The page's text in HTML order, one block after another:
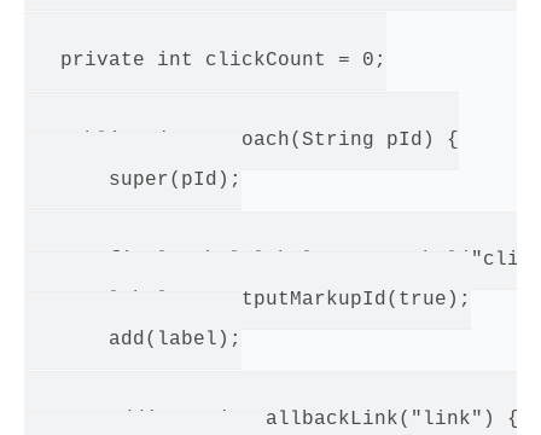
   private int clickCount = 0;
   public AjaxApproach(String pId) {
       super(pId);
final Label label = new
       label.setOutputMarkupId(true);
       add(label);
       add(new AjaxFallbackLink("link") {